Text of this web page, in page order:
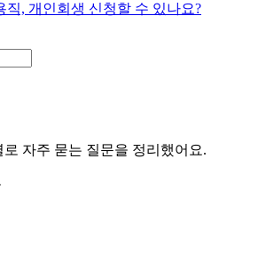
직, 개인회생 신청할 수 있나요?
로 자주 묻는 질문을 정리했어요.